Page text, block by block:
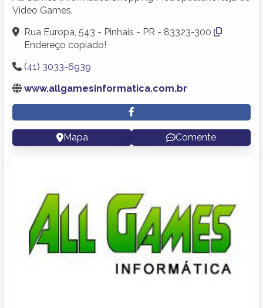
Vídeo Games.
Rua Europa, 543 - Pinhais - PR - 83323-300
Endereço copiado!
(41) 3033-6939
www.allgamesinformatica.com.br
Mapa Comente